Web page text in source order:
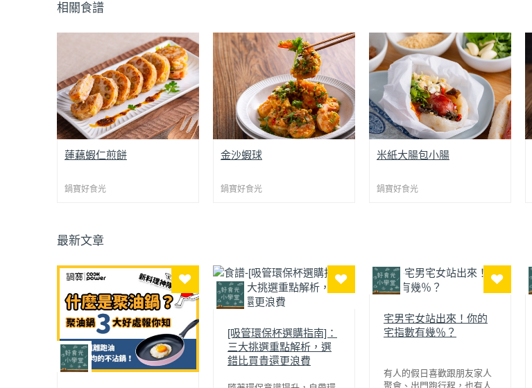
相關食譜
蓮藕蝦仁煎餅
鍋寶好食光
外酥內鮮，雙重口感一次滿足！
口都能感受到真材實料。蓮藕煎
次，不只鮮味滿滿，還多了的脆
金黃圓片端上桌，不只好吃還超
吸睛！不論當作宴客前菜、孩子
下課點心或週末小酌下酒菜，都
非常適合。煎好立刻開吃，每口
都是大滿足！
金沙蝦球
鍋寶好食光
父親節快到了，來做一道爸爸最
末、辣椒、糖完美融合，滿滿金
聚油鍋的設計能讓油自然集中，
少油也能煎得外酥內Q彈，又不
會浪費炸油，健康又美味。
米紙大腸包小腸
鍋寶好食光
居家少油版的大腸包小腸！用米
炸過後外酥內軟，搭配多汁的香
鹹香爽口、層次豐富，一口咬下
就是熟悉的台灣味，是一道兼具
創意與傳統的台味點心！
最新文章
[吸管環保杯選購指南]：
三大挑選重點解析，選
錯比買貴還更浪費
宅男宅女站出來！你的
宅指數有幾％？
有人的假日喜歡跟朋友家人
聚會、出門跑行程，也有人